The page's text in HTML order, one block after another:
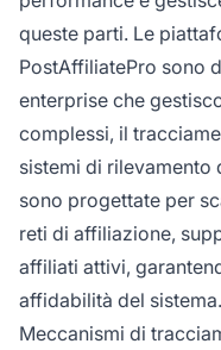
queste parti. Le
PostAffiliatePro sono
enterprise che
complessi, il
sistemi di rilevamento
sono progettate per
reti di affiliazione,
affiliati attivi,
affidabilità del sistema.
Meccanismi di